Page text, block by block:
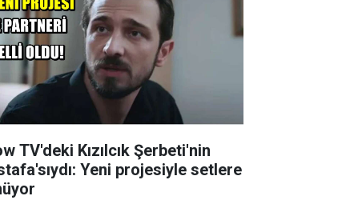
TV'deki Kızılcık Şerbeti'nin
Yeni projesiyle setlere